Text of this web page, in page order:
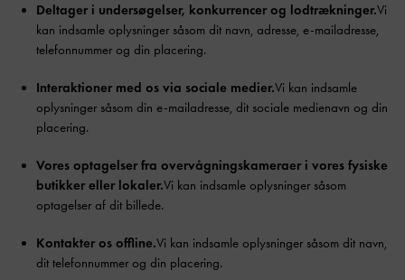
Deltager i undersøgelser, konkurrencer og lodtrækninger.Vi
kan indsamle oplysninger såsom dit navn, adresse, e-mailadresse,
telefonnummer og din placering.
Interaktioner med os via sociale medier.Vi kan indsamle
oplysninger såsom din e-mailadresse, dit sociale medienavn og din
placering.
Vores optagelser fra overvågningskameraer i vores fysiske
butikker eller lokaler.Vi kan indsamle oplysninger såsom
optagelser af dit billede.
Kontakter os offline.Vi kan indsamle oplysninger såsom dit navn,
dit telefonnummer og din placering.